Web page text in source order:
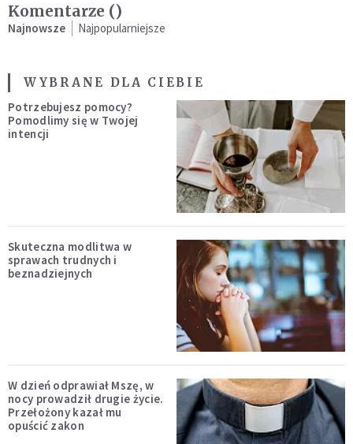
Komentarze ()
Najnowsze Najpopularniejsze
WYBRANE DLA CIEBIE
Potrzebujesz pomocy?
Pomodlimy się w Twojej
intencji
Skuteczna modlitwa w
sprawach trudnych i
beznadziejnych
W dzień odprawiał Mszę, w
nocy prowadził drugie życie.
Przełożony kazał mu
opuścić zakon